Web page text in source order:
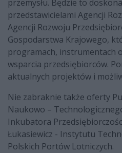
przemysłu. Będzie to
przedstawicielami Agencji
Agencji Rozwoju
Gospodarstwa Krajowego,
programach, instrumentach
wsparcia przedsiębiorców.
aktualnych projektów i
Nie zabraknie także oferty
Naukowo –
Inkubatora
Łukasiewicz - Instytutu
Polskich Portów Lotniczych.